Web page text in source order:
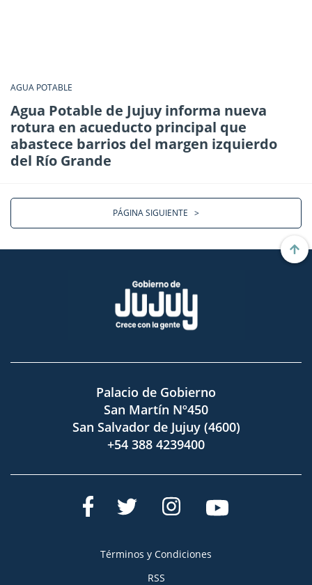
AGUA POTABLE
Agua Potable de Jujuy informa nueva
rotura en acueducto principal que
abastece barrios del margen izquierdo
del Río Grande
PÁGINA SIGUIENTE >
Palacio de Gobierno
San Martín Nº450
San Salvador de Jujuy (4600)
+54 388 4239400
Términos y Condiciones
RSS